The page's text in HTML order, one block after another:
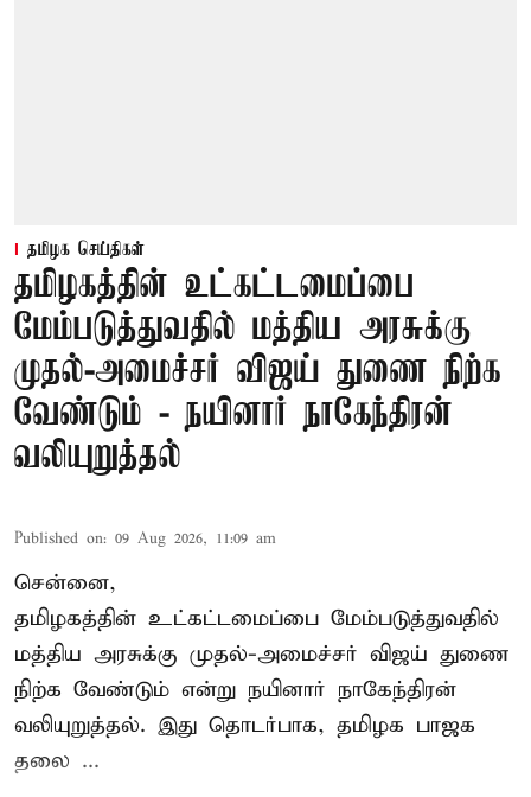
தமிழக செய்திகள்
தமிழகத்தின் உட்கட்டமைப்பை
மேம்படுத்துவதில் மத்திய அரசுக்கு
முதல்-அமைச்சர் விஜய் துணை நிற்க
வேண்டும் - நயினார் நாகேந்திரன்
வலியுறுத்தல்
Published on: 09 Aug 2026, 11:09 am
சென்னை,
தமிழகத்தின் உட்கட்டமைப்பை மேம்படுத்துவதில்
மத்திய அரசுக்கு முதல்-அமைச்சர் விஜய் துணை
நிற்க வேண்டும் என்று நயினார் நாகேந்திரன்
வலியுறுத்தல். இது தொடர்பாக, தமிழக பாஜக
தலை ...